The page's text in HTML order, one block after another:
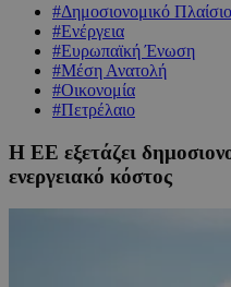
#Δημοσιονομικό Πλαίσιο
#Ενέργεια
#Ευρωπαϊκή Ένωση
#Μέση Ανατολή
#Οικονομία
#Πετρέλαιο
Η ΕΕ εξετάζει
ενεργειακό κόστος